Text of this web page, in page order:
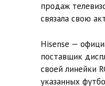
продаж
связала свою
Hisense —
поставщик
своей линейки
указанных